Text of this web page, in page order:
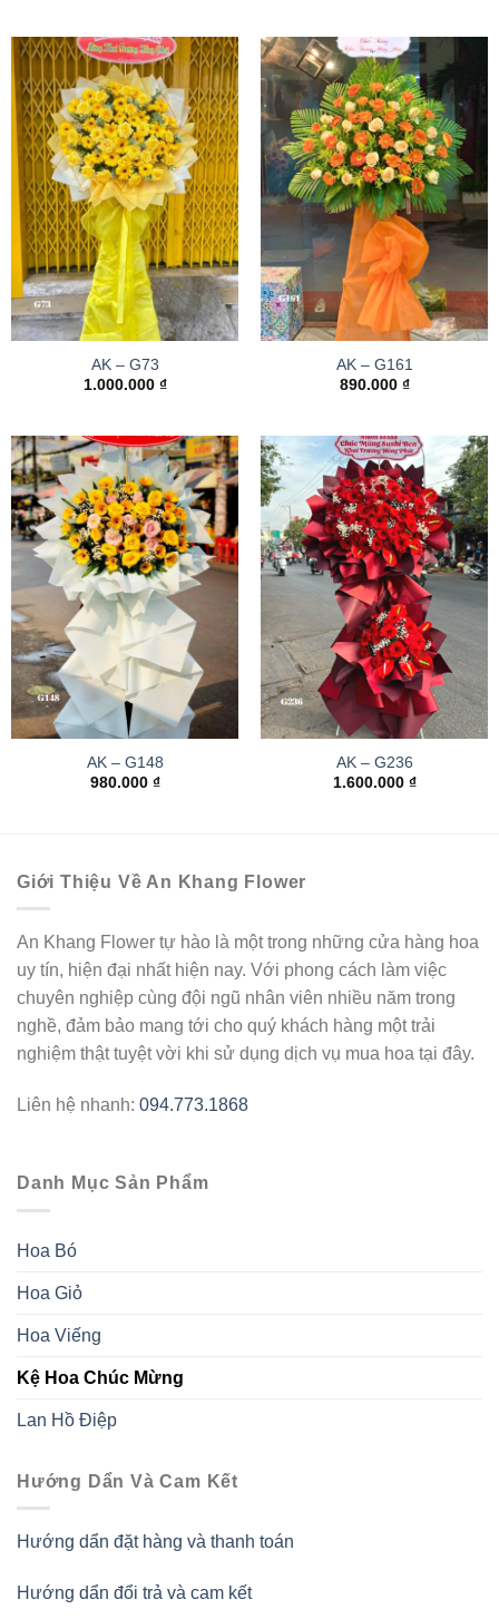
AK – G73
1.000.000 ₫
AK – G161
890.000 ₫
AK – G148
980.000 ₫
AK – G236
1.600.000 ₫
Giới Thiệu Về An Khang Flower
An Khang Flower tự hào là một trong những cửa hàng hoa
uy tín, hiện đại nhất hiện nay. Với phong cách làm việc
chuyên nghiệp cùng đội ngũ nhân viên nhiều năm trong
nghề, đảm bảo mang tới cho quý khách hàng một trải
nghiệm thật tuyệt vời khi sử dụng dịch vụ mua hoa tại đây.
Liên hệ nhanh: 094.773.1868
Danh Mục Sản Phẩm
Hoa Bó
Hoa Giỏ
Hoa Viếng
Kệ Hoa Chúc Mừng
Lan Hồ Điệp
Hướng Dẩn Và Cam Kết
Hướng dẩn đặt hàng và thanh toán
Hướng dẩn đổi trả và cam kết